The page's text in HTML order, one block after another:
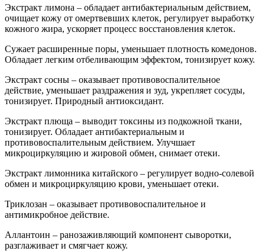
Экстракт лимона – обладает антибактериальным действием,
очищает кожу от омертвевших клеток, регулирует выработку
кожного жира, ускоряет процесс восстановления клеток.
Сужает расширенные поры, уменьшает плотность комедонов.
Обладает легким отбеливающим эффектом, тонизирует кожу.
Экстракт сосны – оказывает противовоспалительное
действие, уменьшает раздражения и зуд, укрепляет сосуды,
тонизирует. Природный антиоксидант.
Экстракт плюща – выводит токсины из подкожной ткани,
тонизирует. Обладает антибактериальным и
противовоспалительным действием. Улучшает
микроциркуляцию и жировой обмен, снимает отеки.
Экстракт лимонника китайского – регулирует водно-солевой
обмен и микроциркуляцию крови, уменьшает отеки.
Триклозан – оказывает противовоспалительное и
антимикробное действие.
Аллантоин – ранозаживляющий компонент сыворотки,
разглаживает и смягчает кожу.